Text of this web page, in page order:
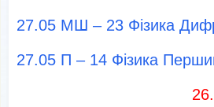
27.05 МШ – 23 Фізика
27.05 П – 14 Фізика